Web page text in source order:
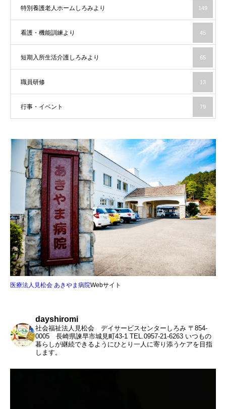
特別養護老人ホームしろみより 149
看護・機能訓練より 45
短期入所生活介護しろみより 65
職員研修 13
行事・イベント 79
医療法人見松会 あきやま病院Webサイト
dayshiromi
社会福祉法人見松会 デイサービスセンターしろみ 〒854-
0005 長崎県諫早市城見町43-1 TEL.0957-21-6263 いつもの
暮らしが継続できるようにひとり一人に寄り添うケアを目指
します。